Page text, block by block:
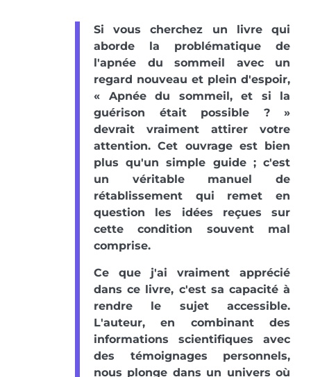
Si vous cherchez un livre qui
aborde la problématique de
l'apnée du sommeil avec un
regard nouveau et plein d'espoir,
« Apnée du sommeil, et si la
guérison était possible ? »
devrait vraiment attirer votre
attention. Cet ouvrage est bien
plus qu'un simple guide ; c'est
un véritable manuel de
rétablissement qui remet en
question les idées reçues sur
cette condition souvent mal
comprise.
Ce que j'ai vraiment apprécié
dans ce livre, c'est sa capacité à
rendre le sujet accessible.
L'auteur, en combinant des
informations scientifiques avec
des témoignages personnels,
nous plonge dans un univers où